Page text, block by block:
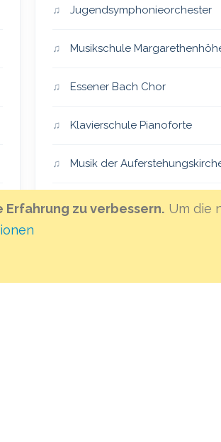
Erfahrung zu verbessern. Um die
Jugendsymphonieorchester
Musikschule
Essener Bach Chor
Klavierschule Pianoforte
Musik der
Essener Vocalensemble